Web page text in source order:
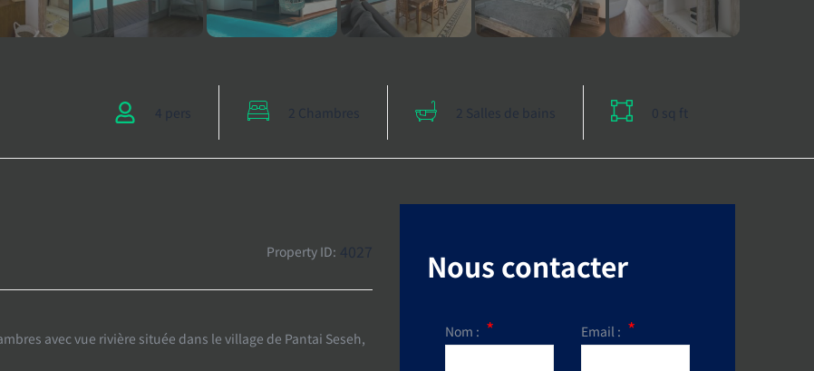
4 pers 2 Chambres 2 Salles de bains 0 sq ft
Property ID: 4027
avec vue rivière située dans le village de Pantai Seseh,
Nous contacter
Nom : Email :